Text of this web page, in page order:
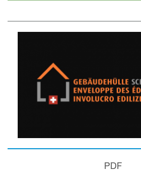
PDF